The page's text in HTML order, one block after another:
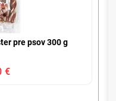
pre psov 300 g
€